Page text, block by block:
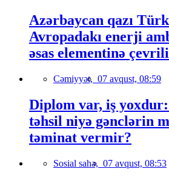
Azərbaycan qazı
Avropadakı enerji
əsas elementinə
Cəmiyyət, 07 avqust, 08:59
Diplom var, iş
təhsil niyə gənclərin
təminat vermir?
Sosial sahə, 07 avqust, 08:53